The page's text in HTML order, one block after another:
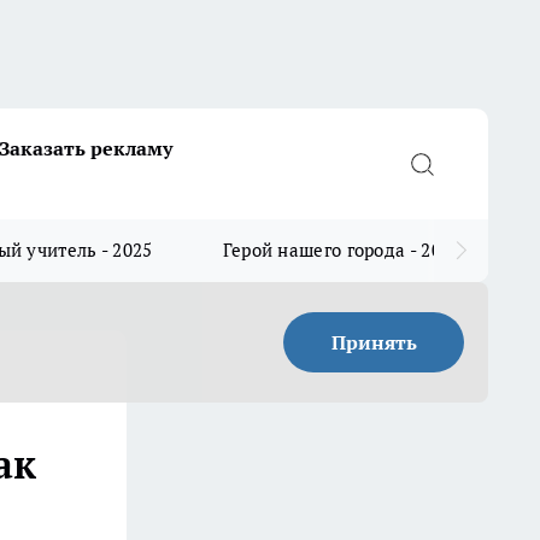
Заказать рекламу
учитель - 2025 Герой нашего города - 2025
Принять